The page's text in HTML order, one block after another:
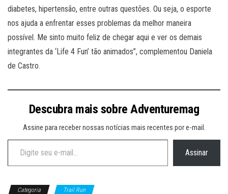
diabetes, hipertensão, entre outras questões. Ou seja, o esporte
nos ajuda a enfrentar esses problemas da melhor maneira
possível. Me sinto muito feliz de chegar aqui e ver os demais
integrantes da ‘Life 4 Fun’ tão animados”, complementou Daniela
de Castro.
Descubra mais sobre Adventuremag
Assine para receber nossas notícias mais recentes por e-mail.
Digite seu e-mail…
Assinar
Categoria Trail Run